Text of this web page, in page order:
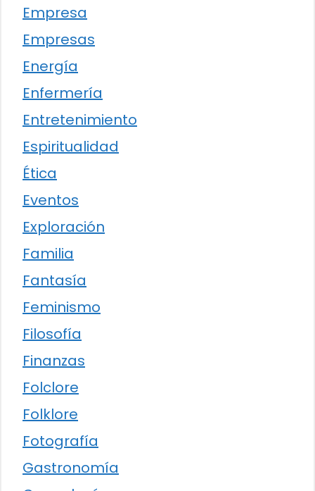
Empresa
Empresas
Energía
Enfermería
Entretenimiento
Espiritualidad
Ética
Eventos
Exploración
Familia
Fantasía
Feminismo
Filosofía
Finanzas
Folclore
Folklore
Fotografía
Gastronomía